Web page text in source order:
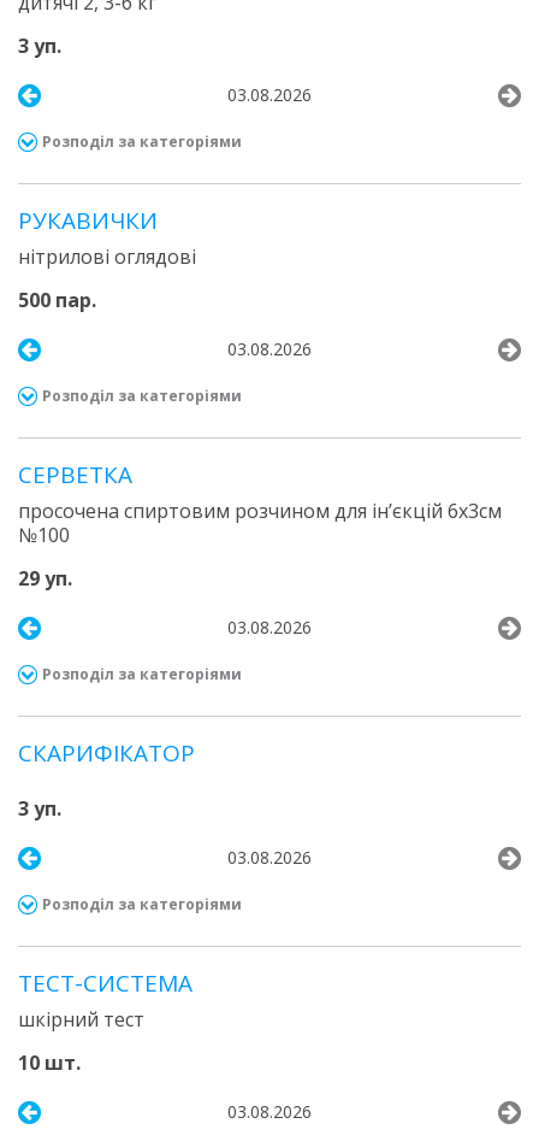
3 уп.
03.08.2026
Розподіл за категоріями
РУКАВИЧКИ
нітрилові оглядові
500 пар.
03.08.2026
Розподіл за категоріями
СЕРВЕТКА
просочена спиртовим розчином для ін’єкцій 6х3см
№100
29 уп.
03.08.2026
Розподіл за категоріями
СКАРИФІКАТОР
3 уп.
03.08.2026
Розподіл за категоріями
ТЕСТ-СИСТЕМА
шкірний тест
10 шт.
03.08.2026